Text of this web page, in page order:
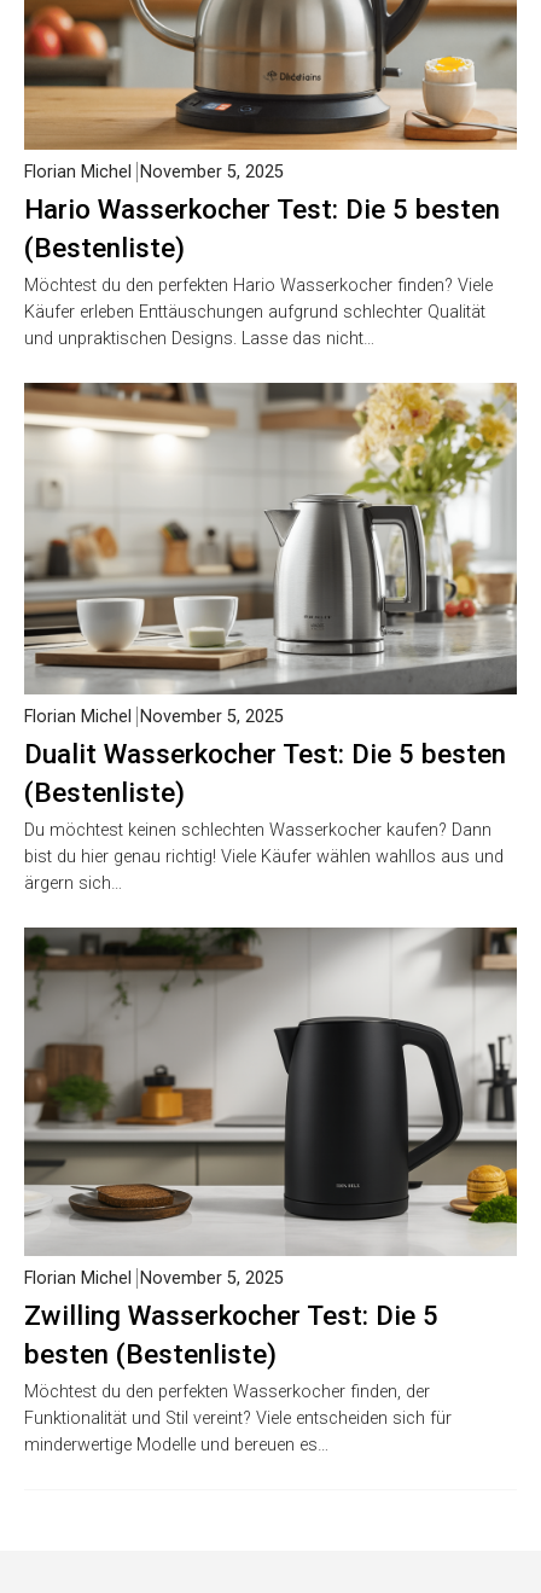
Hario Wasserkocher Test: Die 5 besten
(Bestenliste)
Florian Michel November 5, 2025
Möchtest du den perfekten Hario Wasserkocher finden? Viele
Käufer erleben Enttäuschungen aufgrund schlechter Qualität
und unpraktischen Designs. Lasse das nicht…
Dualit Wasserkocher Test: Die 5 besten
(Bestenliste)
Florian Michel November 5, 2025
Du möchtest keinen schlechten Wasserkocher kaufen? Dann
bist du hier genau richtig! Viele Käufer wählen wahllos aus und
ärgern sich…
Zwilling Wasserkocher Test: Die 5
besten (Bestenliste)
Florian Michel November 5, 2025
Möchtest du den perfekten Wasserkocher finden, der
Funktionalität und Stil vereint? Viele entscheiden sich für
minderwertige Modelle und bereuen es…